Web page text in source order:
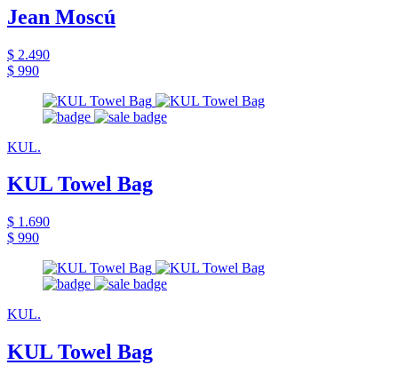
Jean Moscú
$ 2.490
$ 990
KUL.
KUL Towel Bag
$ 1.690
$ 990
KUL.
KUL Towel Bag